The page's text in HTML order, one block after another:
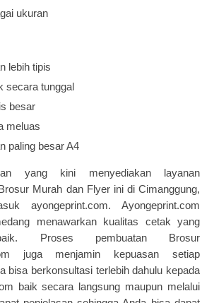
ukuran
lebih tipis
secara tunggal
besar
meluas
paling besar A4
yang kini menyediakan layanan
Murah dan Flyer ini di Cimanggung,
ayongeprint.com. Ayongeprint.com
menawarkan kualitas cetak yang
Proses pembuatan Brosur
juga menjamin kepuasan setiap
bisa berkonsultasi terlebih dahulu kepada
baik secara langsung maupun melalui